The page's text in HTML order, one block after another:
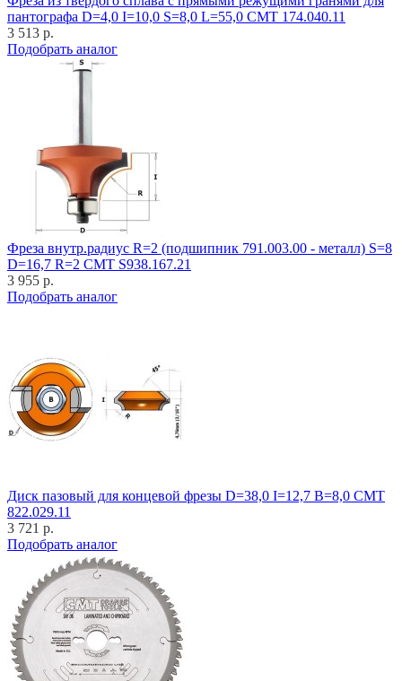
пантографа D=4,0 I=10,0 S=8,0 L=55,0 CMT 174.040.11
3 513 р.
Подобрать аналог
Фреза внутр.радиус R=2 (подшипник 791.003.00 - металл) S=8
D=16,7 R=2 CMT S938.167.21
3 955 р.
Подобрать аналог
Диск пазовый для концевой фрезы D=38,0 I=12,7 B=8,0 CMT
822.029.11
3 721 р.
Подобрать аналог